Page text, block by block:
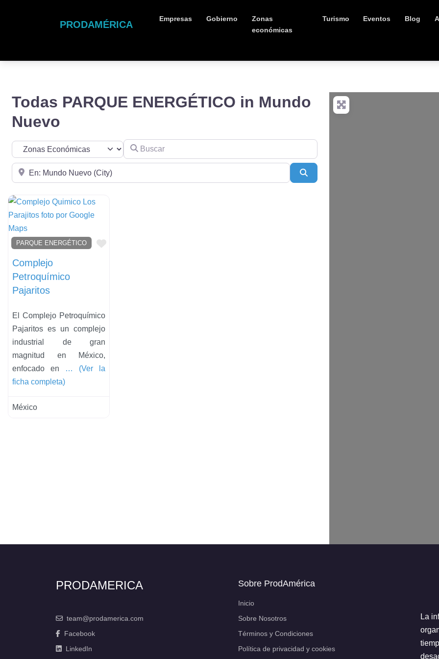
PRODAMÉRICA
Empresas Gobierno
Zonas
económicas
Turismo Eventos Blog
Todas PARQUE ENERGÉTICO in Mundo
Nuevo
Seleccionar el formulario de búsqueda
Buscar
Cerca de
PARQUE ENERGÉTICO
Favorito
Complejo
Petroquímico
Pajaritos
El Complejo Petroquímico
Pajaritos es un complejo
industrial de gran
magnitud en México,
enfocado en
… (Ver la
ficha completa)
México
PRODAMERICA
team@prodamerica.com
Facebook
LinkedIn
Sobre ProdAmérica
Inicio
Sobre Nosotros
Términos y Condiciones
Política de privacidad y cookies
La